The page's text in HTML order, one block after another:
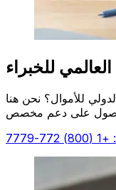
للأموال؟ نحن هنا
7779